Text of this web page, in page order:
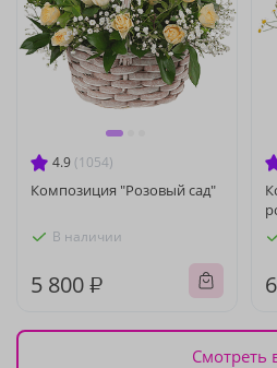
4.9 (1054)
Композиция "Розовый сад"
В наличии
5 800 ₽
Смотреть